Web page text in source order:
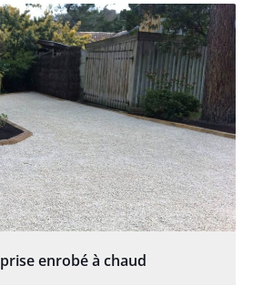
enrobé à chaud